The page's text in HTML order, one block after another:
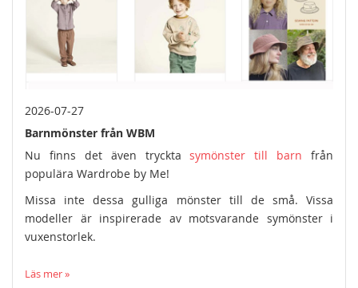
2026-07-27
Barnmönster från WBM
Nu finns det även trycktasymönster till barn från
populära Wardrobe by Me!
Missa inte dessa gulliga mönster till de små. Vissa
modeller är inspirerade av motsvarande symönster i
vuxenstorlek.
Läs mer »